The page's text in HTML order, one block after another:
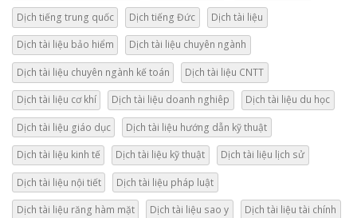
Dịch tiếng trung quốc Dịch tiếng Đức Dịch tài liệu
Dịch tài liệu bảo hiểm Dịch tài liệu chuyên ngành
Dịch tài liệu chuyên ngành kế toán Dịch tài liệu CNTT
Dịch tài liệu cơ khí Dịch tài liệu doanh nghiêp Dịch tài liệu du học
Dịch tài liệu giáo dục Dịch tài liệu hướng dẫn kỹ thuật
Dịch tài liệu kinh tế Dịch tài liệu kỹ thuật Dịch tài liệu lịch sử
Dịch tài liệu nội tiết Dịch tài liệu pháp luật
Dịch tài liệu răng hàm mặt Dịch tài liệu sao y Dịch tài liệu tài chính